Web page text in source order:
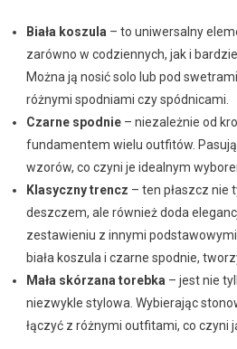
Biała koszula – to uniwersalny
zarówno w codziennych, jak i
Można ją nosić solo lub pod
różnymi spodniami czy spódnicami.
Czarne spodnie– niezależnie od
fundamentem wielu outfitów.
wzorów, co czyni je idealnym
Klasyczny trencz – ten płaszcz nie
deszczem, ale również doda
zestawieniu z innymi
biała koszula i czarne spodnie,
Mała skórzana torebka – jest nie
niezwykle stylowa. Wybierając
łączyć z różnymi outfitami, co czyni